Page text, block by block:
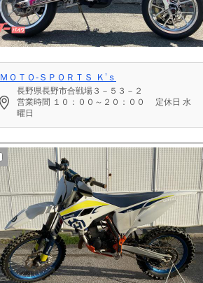
ＭＯＴＯ-ＳＰＯＲＴＳ Ｋ’ｓ
長野県長野市合戦場３－５３－２
営業時間 １０：００～２０：００ 定休日 水
曜日